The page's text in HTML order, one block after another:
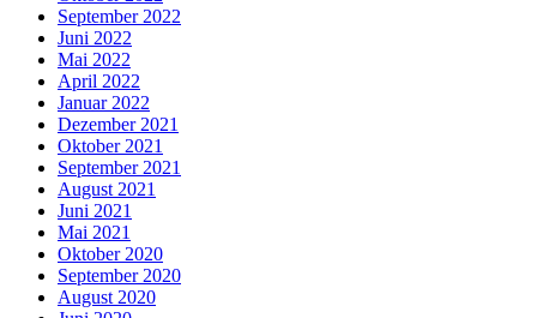
September 2022
Juni 2022
Mai 2022
April 2022
Januar 2022
Dezember 2021
Oktober 2021
September 2021
August 2021
Juni 2021
Mai 2021
Oktober 2020
September 2020
August 2020